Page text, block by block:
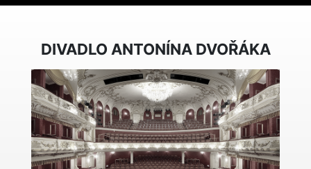
DIVADLO ANTONÍNA DVOŘÁKA